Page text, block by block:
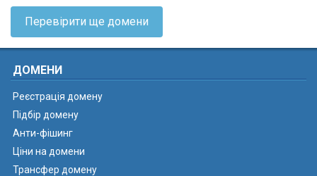
Перевірити ще домени
ДОМЕНИ
Реєстрація домену
Підбір домену
Анти-фішинг
Ціни на домени
Трансфер домену